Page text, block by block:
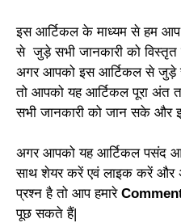
इस आर्टिकल के माध्यम से हम
से जुड़े सभी जानकारी को
अगर आपको इस आर्टिकल से जुड़े
तो आपको यह आर्टिकल पूरा
सभी जानकारी को जान सके और
अगर आपको यह आर्टिकल पसंद
साथ शेयर करें एवं लाइक करें और
प्रश्न है तो आप हमारे
पूछ सकते हैं|